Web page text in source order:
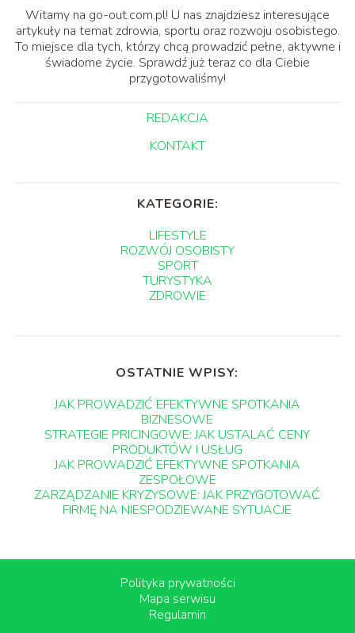
Witamy na go-out.com.pl! U nas znajdziesz interesujące
artykuły na temat zdrowia, sportu oraz rozwoju osobistego.
To miejsce dla tych, którzy chcą prowadzić pełne, aktywne i
świadome życie. Sprawdź już teraz co dla Ciebie
przygotowaliśmy!
REDAKCJA
KONTAKT
KATEGORIE:
LIFESTYLE
ROZWÓJ OSOBISTY
SPORT
TURYSTYKA
ZDROWIE
OSTATNIE WPISY:
JAK PROWADZIĆ EFEKTYWNE SPOTKANIA
BIZNESOWE
STRATEGIE PRICINGOWE: JAK USTALAĆ CENY
PRODUKTÓW I USŁUG
JAK PROWADZIĆ EFEKTYWNE SPOTKANIA
ZESPOŁOWE
ZARZĄDZANIE KRYZYSOWE: JAK PRZYGOTOWAĆ
FIRMĘ NA NIESPODZIEWANE SYTUACJE
Polityka prywatności
Mapa serwisu
Regulamin